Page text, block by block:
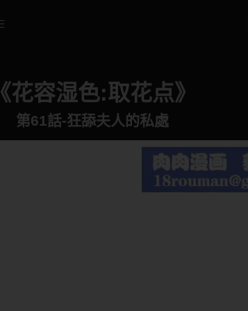
《花容湿色:取花点》
第61話-狂舔夫人的私處